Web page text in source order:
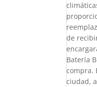
de
Batería
compra.
ciudad,